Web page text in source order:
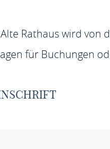
Alte Rathaus wird
für Buchungen